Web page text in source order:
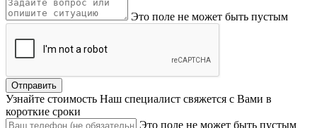
Это поле не может быть пустым
Узнайте стоимость Наш специалист свяжется с Вами в
короткие сроки
Это поле не может быть пустым